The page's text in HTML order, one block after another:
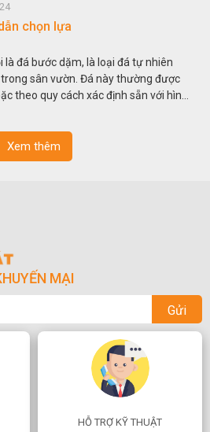
chọn lựa
là đá bước dặm, là loại đá tự nhiên
sân vườn. Đá này thường được
theo quy cách xác định sẵn với hình
có độ dày khác nhau.
Xem thêm
MẠI
Gửi
HỖ TRỢ KỸ THUẬT